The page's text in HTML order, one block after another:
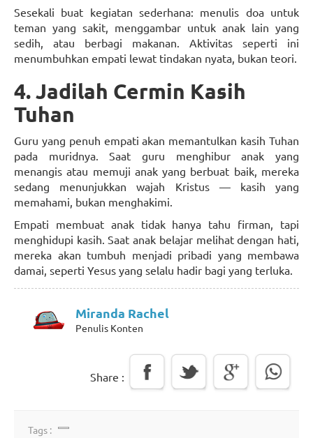
Sesekali buat kegiatan sederhana: menulis doa untuk
teman yang sakit, menggambar untuk anak lain yang
sedih, atau berbagi makanan. Aktivitas seperti ini
menumbuhkan empati lewat tindakan nyata, bukan teori.
4. Jadilah Cermin Kasih
Tuhan
Guru yang penuh empati akan memantulkan kasih Tuhan
pada muridnya. Saat guru menghibur anak yang
menangis atau memuji anak yang berbuat baik, mereka
sedang menunjukkan wajah Kristus — kasih yang
memahami, bukan menghakimi.
Empati membuat anak tidak hanya tahu firman, tapi
menghidupi kasih. Saat anak belajar melihat dengan hati,
mereka akan tumbuh menjadi pribadi yang membawa
damai, seperti Yesus yang selalu hadir bagi yang terluka.
Miranda Rachel
Penulis Konten
Share :
Tags :